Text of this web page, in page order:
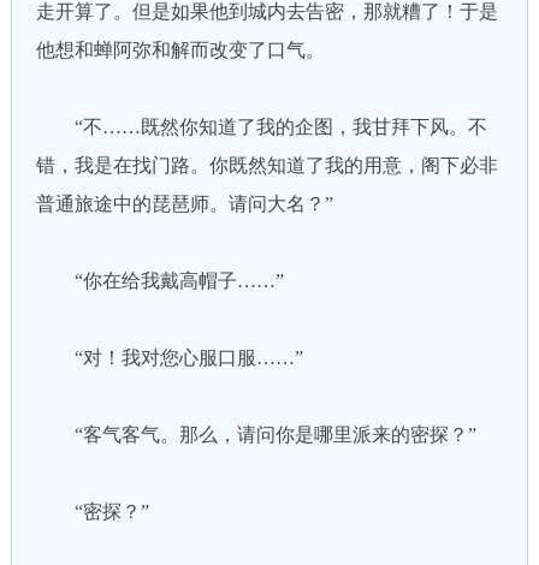
走开算了。但是如果他到城内去告密，那就糟了！于是
他想和蝉阿弥和解而改变了口气。
“不……既然你知道了我的企图，我甘拜下风。不
错，我是在找门路。你既然知道了我的用意，阁下必非
普通旅途中的琵琶师。请问大名？”
“你在给我戴高帽子……”
“对！我对您心服口服……”
“客气客气。那么，请问你是哪里派来的密探？”
“密探？”